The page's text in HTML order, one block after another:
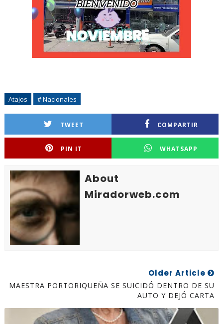
Atajos # Nacionales
TWEET COMPARTIR
PIN IT WHATSAPP
About
Miradorweb.com
Older Article
MAESTRA PORTORIQUEÑA SE SUICIDÓ DENTRO DE SU
AUTO Y DEJÓ CARTA